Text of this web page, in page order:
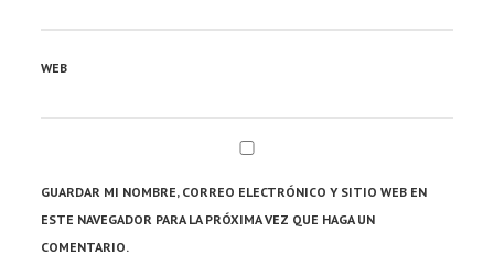
WEB
GUARDAR MI NOMBRE, CORREO ELECTRÓNICO Y SITIO WEB EN
ESTE NAVEGADOR PARA LA PRÓXIMA VEZ QUE HAGA UN
COMENTARIO.